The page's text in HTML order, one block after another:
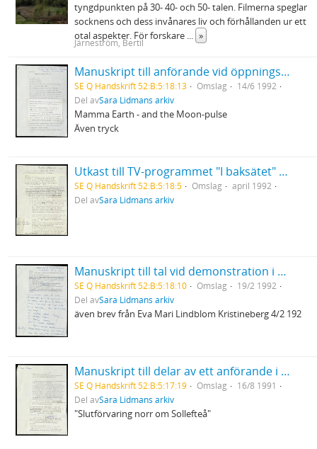
tyngdpunkten på 30- 40- och 50- talen. Filmerna speglar
socknens och dess invånares liv och förhållanden ur ett
otal aspekter. För forskare ... »
Järneström, Bertil
Manuskript till anförande vid öppningsceremonin på den 10:e kongressen för gynekologi och obstetrik i Konserthuset, Stockholm
SE Q Handskrift 52:B:5:18:13 Omslag
14/6 1992
Del avSara Lidmans arkiv
Mamma Earth - and the Moon-pulse
Även tryck
Utkast till TV-programmet "I baksätet" Sara Lidman på Långholmen
SE Q Handskrift 52:B:5:18:5 Omslag
april 1992
Del avSara Lidmans arkiv
Manuskript till tal vid demonstration i Lycksele mot rasism
SE Q Handskrift 52:B:5:18:10 Omslag
19/2 1992
Del avSara Lidmans arkiv
även brev från Eva Mari Lindblom Kristineberg 4/2 192
Manuskript till delar av ett anförande i Arvidsjaur för inlandsbanans räddning
SE Q Handskrift 52:B:5:17:19 Omslag
16/8 1991
Del avSara Lidmans arkiv
"Slutförvaring norr om Sollefteå"